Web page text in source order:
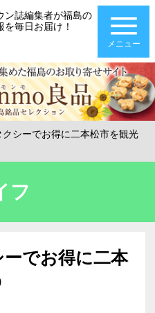
ン誌編集者が福島の
を毎日お届け！
メニュー
シーでお得に二本松市を観光
フ
でお得に二本